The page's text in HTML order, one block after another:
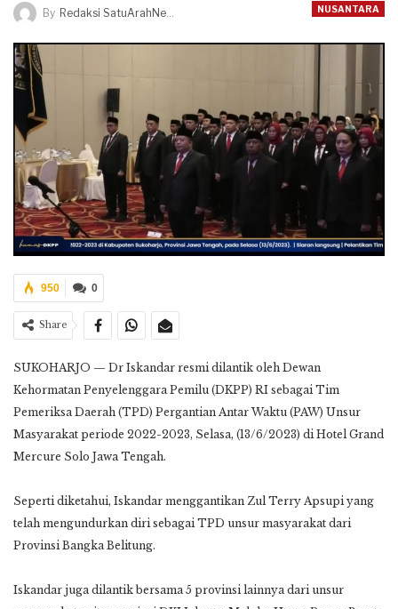
NUSANTARA
By Redaksi SatuArahNews
0
950
Share
SUKOHARJO — Dr Iskandar resmi dilantik oleh Dewan
Kehormatan Penyelenggara Pemilu (DKPP) RI sebagai Tim
Pemeriksa Daerah (TPD) Pergantian Antar Waktu (PAW) Unsur
Masyarakat periode 2022-2023, Selasa, (13/6/2023) di Hotel Grand
Mercure Solo Jawa Tengah.
Seperti diketahui, Iskandar menggantikan Zul Terry Apsupi yang
telah mengundurkan diri sebagai TPD unsur masyarakat dari
Provinsi Bangka Belitung.
Iskandar juga dilantik bersama 5 provinsi lainnya dari unsur